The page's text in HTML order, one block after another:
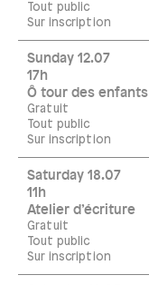
Tout public
Sur inscription
Sunday 12.07
17h
Ô tour des enfants
Gratuit
Tout public
Sur inscription
Saturday 18.07
11h
Atelier d’écriture
Gratuit
Tout public
Sur inscription